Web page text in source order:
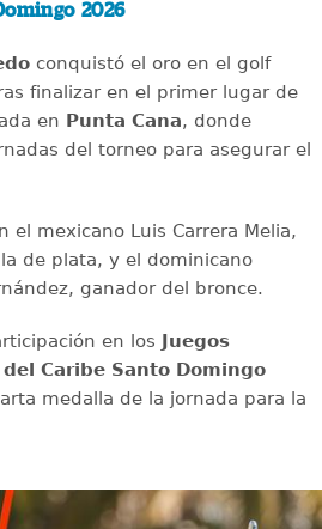
2026
conquistó el oro en el golf
finalizar en el primer lugar de
en Punta Cana, donde
del torneo para asegurar el
el mexicano Luis Carrera Melia,
de plata, y el dominicano
ganador del bronce.
en los
Juegos
Caribe Santo Domingo
medalla de la jornada para la